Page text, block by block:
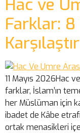
Hac ve
Farklar: 8
11 Mayıs 2026Hac
farklar, İslam’ın
her Müslüman için
ibadet de Kâbe
ortak menasikleri